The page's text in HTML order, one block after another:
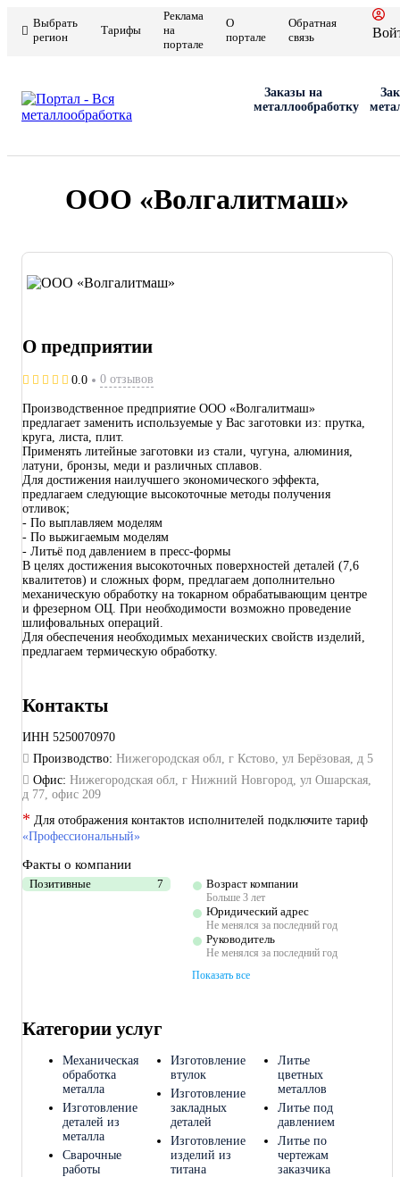
Выбрать
регион
Тарифы
Реклама
на
портале
О
портале
Обратная
связь
Заказы на
металлообработку
ООО «Волгалитмаш»
О предприятии
0.0 0 отзывов
Производственное предприятие ООО «Волгалитмаш»
предлагает заменить используемые у Вас заготовки из: прутка,
круга, листа, плит.
Применять литейные заготовки из стали, чугуна, алюминия,
латуни, бронзы, меди и различных сплавов.
Для достижения наилучшего экономического эффекта,
предлагаем следующие высокоточные методы получения
отливок;
- По выплавляем моделям
- По выжигаемым моделям
- Литьё под давлением в пресс-формы
В целях достижения высокоточных поверхностей деталей (7,6
квалитетов) и сложных форм, предлагаем дополнительно
механическую обработку на токарном обрабатывающим центре
и фрезерном ОЦ. При необходимости возможно проведение
шлифовальных операций.
Для обеспечения необходимых механических свойств изделий,
предлагаем термическую обработку.
Контакты
ИНН 5250070970
Производство: Нижегородская обл, г Кстово, ул Берёзовая, д 5
Офис: Нижегородская обл, г Нижний Новгород, ул Ошарская,
д 77, офис 209
* Для отображения контактов исполнителей подключите тариф
«Профессиональный»
Факты о компании
Позитивные 7 Возраст компании
Больше 3 лет
Юридический адрес
Не менялся за последний год
Руководитель
Не менялся за последний год
Показать все
Категории услуг
Механическая
обработка
металла
Изготовление
деталей из
металла
Сварочные
работы
Изготовление
втулок
Изготовление
закладных
деталей
Изготовление
изделий из
титана
Литье
цветных
металлов
Литье под
давлением
Литье по
чертежам
заказчика